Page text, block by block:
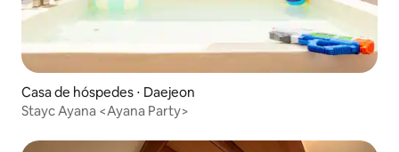
Casa de hóspedes ⋅ Daejeon
Stayc Ayana <Ayana Party>